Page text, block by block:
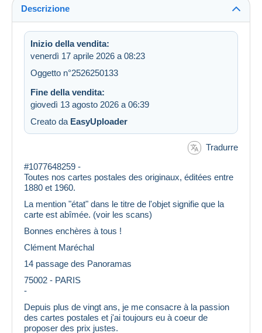
Descrizione
Inizio della vendita:
venerdì 17 aprile 2026 a 08:23
Oggetto n°2526250133
Fine della vendita:
giovedì 13 agosto 2026 a 06:39
Creato da EasyUploader
Tradurre
#1077648259 -
Toutes nos cartes postales des originaux, éditées entre
1880 et 1960.
La mention "état" dans le titre de l'objet signifie que la
carte est abîmée. (voir les scans)
Bonnes enchères à tous !
Clément Maréchal
14 passage des Panoramas
75002 - PARIS
-
Depuis plus de vingt ans, je me consacre à la passion
des cartes postales et j'ai toujours eu à coeur de
proposer des prix justes.